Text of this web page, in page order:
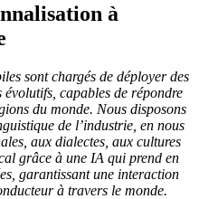
à
sont chargés de déployer des
évolutifs, capables de répondre
du monde. Nous disposons
de l’industrie, en nous
aux dialectes, aux cultures
grâce à une IA qui prend en
garantissant une interaction
à travers le monde.